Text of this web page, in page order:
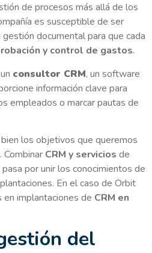
de procesos más allá de los
es susceptible de ser
documental para que cada
y control de gastos.
consultor CRM, un software
información clave para
empleados o marcar pautas de
los objetivos que queremos
Combinar CRM y servicios de
por unir los conocimientos de
En el caso de Orbit
implantaciones de CRM en
del